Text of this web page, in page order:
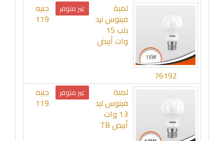
76192
لمبة
فينوس ليد
بلب 15
وات أبيض
غير متوفر جنيه
119
لمبة
فينوس ليد
13 وات
أبيض TB
غير متوفر جنيه
119